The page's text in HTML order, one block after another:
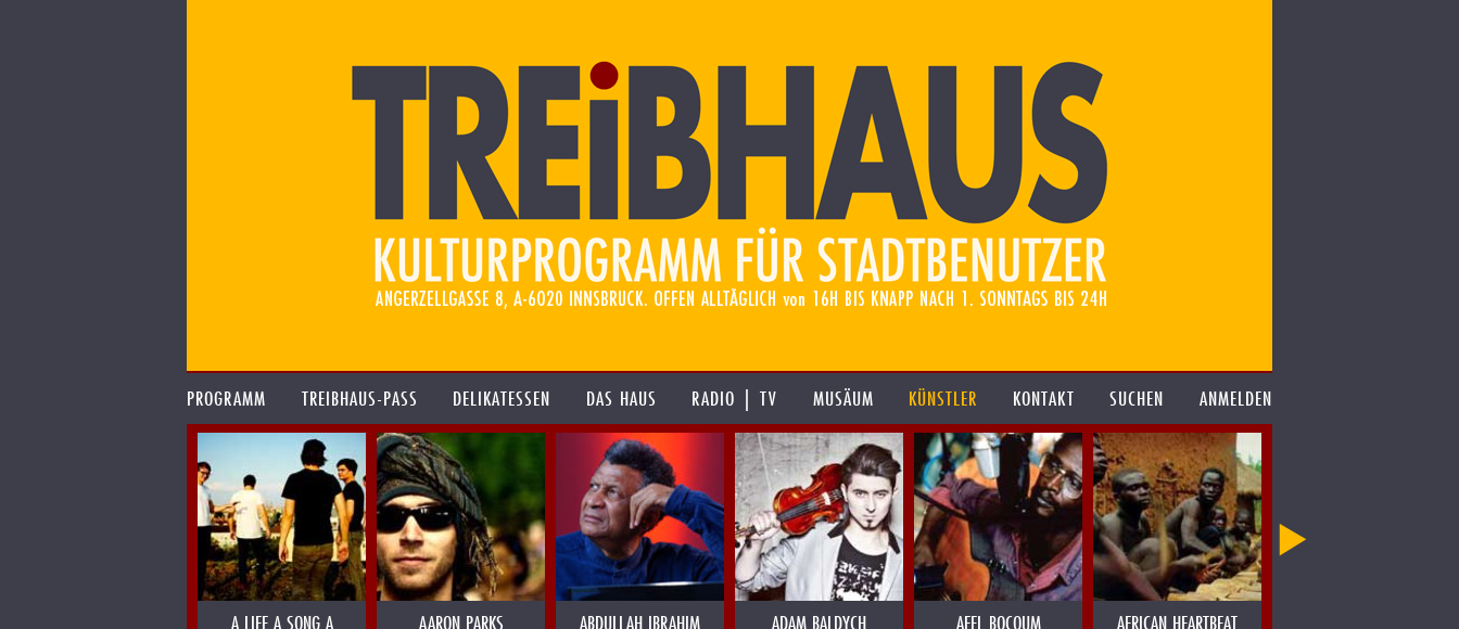
PROGRAMM TREIBHAUS-PASS DELIKATESSEN DAS HAUS RADIO | TV MUSÄUM KÜNSTLER KONTAKT SUCHEN ANMELDEN
A LIFE A SONG A AARON PARKS ABDULLAH IBRAHIM ADAM BALDYCH AFEL BOCOUM AFRICAN HEARTBEAT